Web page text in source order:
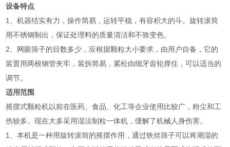
设备特点
1、机器结实有力，操作简易，运转平稳，有容积大的斗。旋转滚筒
用不锈钢制出，保证处理料的质量清洁和不致变色。
2、网眼筛子的目数多少，应根据颗粒大小要求，由用户自备，它的
装置用两根钢管夹牢，装拆简易，紧松由细牙齿轮撑住，可以适当的
调节。
适用范围
摇摆式颗粒机以前在医药、食品、化工等企业使用比较广，粉尘和工
伤较多。现在大多采用湿法制粒一体机，缓解了机械人身伤害。
1、本机是一种用旋转滚筒的摇摆作用，通过铁丝筛子可以将潮湿的